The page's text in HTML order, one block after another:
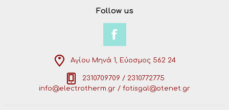
Follow us
Αγίου Μηνά 1, Εύοσμος 562 24
2310709709 / 2310772775
info@electrotherm.gr / fotisgal@otenet.gr